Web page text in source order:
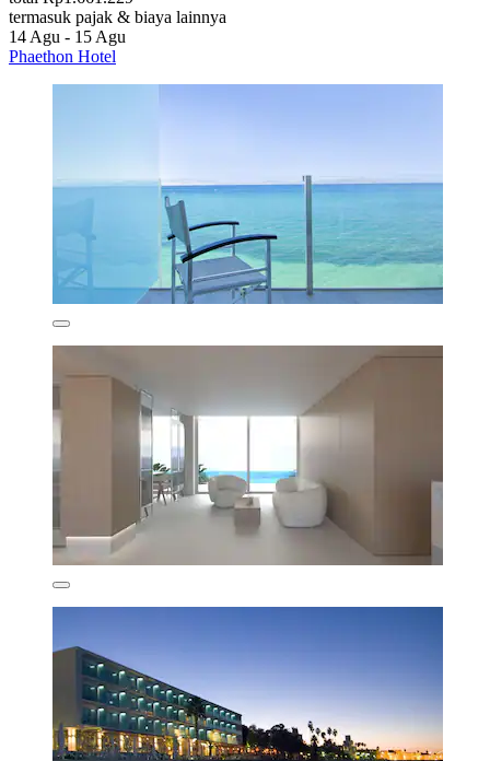
termasuk pajak & biaya lainnya
14 Agu - 15 Agu
Phaethon Hotel